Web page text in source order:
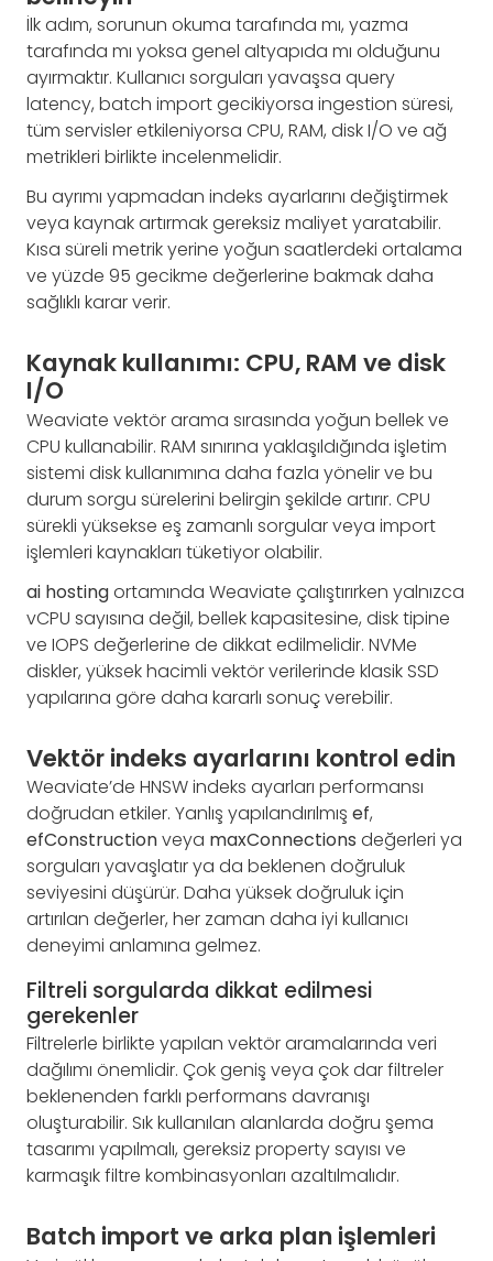
İlk adım, sorunun okuma tarafında mı, yazma
tarafında mı yoksa genel altyapıda mı olduğunu
ayırmaktır. Kullanıcı sorguları yavaşsa query
latency, batch import gecikiyorsa ingestion süresi,
tüm servisler etkileniyorsa CPU, RAM, disk I/O ve ağ
metrikleri birlikte incelenmelidir.
Bu ayrımı yapmadan indeks ayarlarını değiştirmek
veya kaynak artırmak gereksiz maliyet yaratabilir.
Kısa süreli metrik yerine yoğun saatlerdeki ortalama
ve yüzde 95 gecikme değerlerine bakmak daha
sağlıklı karar verir.
Kaynak kullanımı: CPU, RAM ve disk
I/O
Weaviate vektör arama sırasında yoğun bellek ve
CPU kullanabilir. RAM sınırına yaklaşıldığında işletim
sistemi disk kullanımına daha fazla yönelir ve bu
durum sorgu sürelerini belirgin şekilde artırır. CPU
sürekli yüksekse eş zamanlı sorgular veya import
işlemleri kaynakları tüketiyor olabilir.
ai hostingortamında Weaviate çalıştırırken yalnızca
vCPU sayısına değil, bellek kapasitesine, disk tipine
ve IOPS değerlerine de dikkat edilmelidir. NVMe
diskler, yüksek hacimli vektör verilerinde klasik SSD
yapılarına göre daha kararlı sonuç verebilir.
Vektör indeks ayarlarını kontrol edin
Weaviate’de HNSW indeks ayarları performansı
doğrudan etkiler. Yanlış yapılandırılmış ef,
efConstructionveya maxConnections değerleri ya
sorguları yavaşlatır ya da beklenen doğruluk
seviyesini düşürür. Daha yüksek doğruluk için
artırılan değerler, her zaman daha iyi kullanıcı
deneyimi anlamına gelmez.
Filtreli sorgularda dikkat edilmesi
gerekenler
Filtrelerle birlikte yapılan vektör aramalarında veri
dağılımı önemlidir. Çok geniş veya çok dar filtreler
beklenenden farklı performans davranışı
oluşturabilir. Sık kullanılan alanlarda doğru şema
tasarımı yapılmalı, gereksiz property sayısı ve
karmaşık filtre kombinasyonları azaltılmalıdır.
Batch import ve arka plan işlemleri